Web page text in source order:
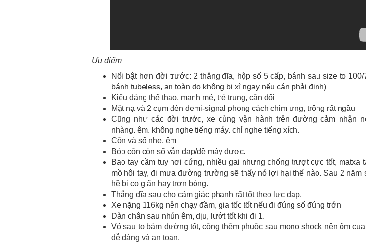
Ưu điểm
Nổi bật hơn đời trước: 2 thắng đĩa, hộp số 5 cấp, bánh sau size to 100/
bánh tubeless, an toàn do không bị xì ngay nếu cán phải đinh)
Kiểu dáng thể thao, mạnh mẻ, trẻ trung, cân đối
Mặt nạ và 2 cụm đèn demi-signal phong cách chim ưng, trông rất ngầu
Cũng như các đời trước, xe cùng vận hành trên đường cảm nhận
nhàng, êm, không nghe tiếng máy, chỉ nghe tiếng xích.
Côn và số nhẹ, êm
Bóp côn còn số vẫn đạp/đề máy được.
Bao tay cầm tuy hơi cứng, nhiều gai nhưng chống trượt cực tốt, matxa
mồ hôi tay, đi mưa đường trường sẽ thấy nó lợi hại thế nào. Sau 2 năm
hề bị co giãn hay trơn bóng.
Thắng đĩa sau cho cảm giác phanh rất tốt theo lực đạp.
Xe nặng 116kg nên chạy đầm, gia tốc tốt nếu đi đúng số đúng trớn.
Dàn chân sau nhún êm, dịu, lướt tốt khi đi 1.
Vỏ sau to bám đường tốt, cộng thêm phuộc sau mono shock nên ôm
dễ dàng và an toàn.